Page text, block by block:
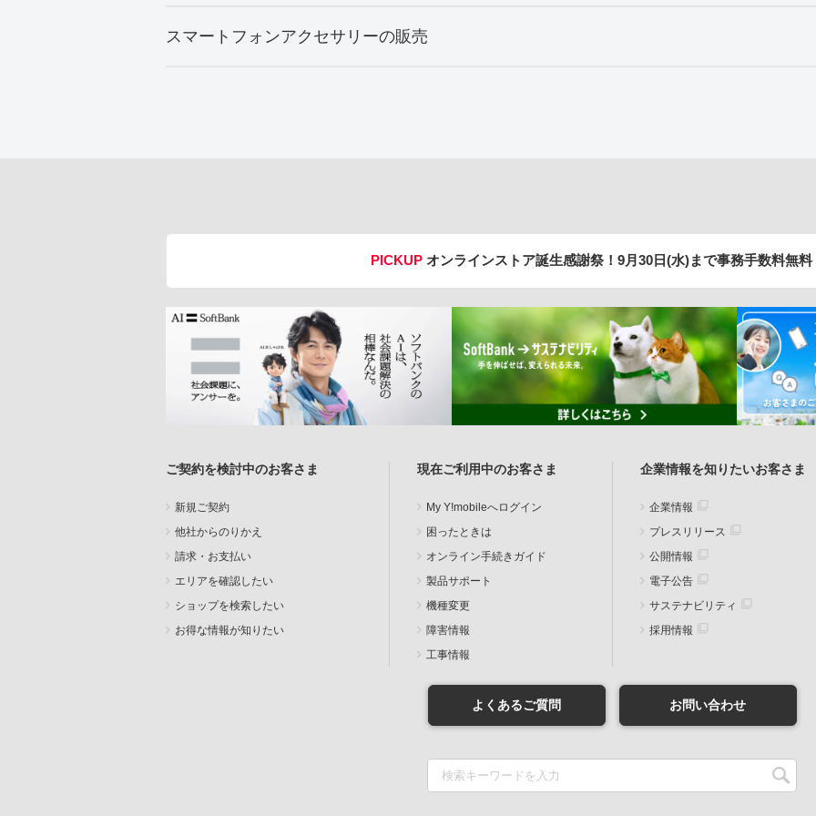
スマートフォンアクセサリーの販売
PICKUP オンラインストア誕生感謝祭！ 9月30日(水)まで事務手数料無
ご契約を検討中のお客さま
新規ご契約
他社からのりかえ
請求・お支払い
エリアを確認したい
ショップを検索したい
お得な情報が知りたい
現在ご利用中のお客さま
My Y!mobileへログイン
困ったときは
オンライン手続きガイド
製品サポート
機種変更
障害情報
工事情報
企業情報を知りたいお客さま
企業情報
プレスリリース
公開情報
電子公告
サステナビリティ
採用情報
よくあるご質問 お問い合わせ